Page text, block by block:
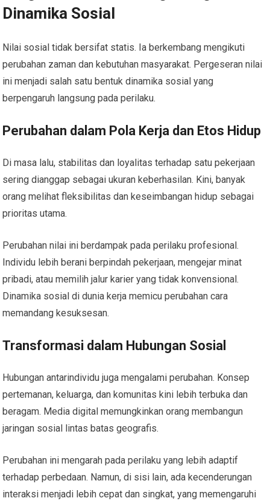
Dinamika Sosial
Nilai sosial tidak bersifat statis. Ia berkembang mengikuti
perubahan zaman dan kebutuhan masyarakat. Pergeseran nilai
ini menjadi salah satu bentuk dinamika sosial yang
berpengaruh langsung pada perilaku.
Perubahan dalam Pola Kerja dan Etos Hidup
Di masa lalu, stabilitas dan loyalitas terhadap satu pekerjaan
sering dianggap sebagai ukuran keberhasilan. Kini, banyak
orang melihat fleksibilitas dan keseimbangan hidup sebagai
prioritas utama.
Perubahan nilai ini berdampak pada perilaku profesional.
Individu lebih berani berpindah pekerjaan, mengejar minat
pribadi, atau memilih jalur karier yang tidak konvensional.
Dinamika sosial di dunia kerja memicu perubahan cara
memandang kesuksesan.
Transformasi dalam Hubungan Sosial
Hubungan antarindividu juga mengalami perubahan. Konsep
pertemanan, keluarga, dan komunitas kini lebih terbuka dan
beragam. Media digital memungkinkan orang membangun
jaringan sosial lintas batas geografis.
Perubahan ini mengarah pada perilaku yang lebih adaptif
terhadap perbedaan. Namun, di sisi lain, ada kecenderungan
interaksi menjadi lebih cepat dan singkat, yang memengaruhi